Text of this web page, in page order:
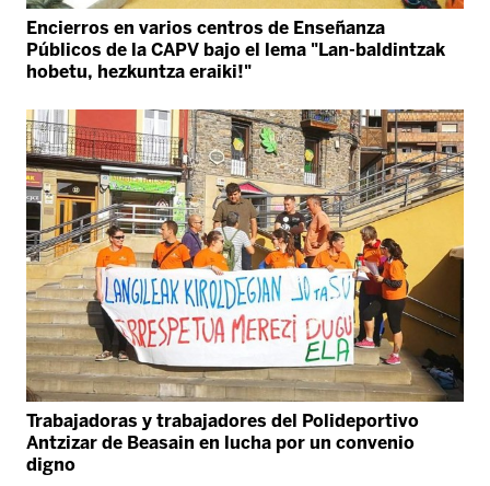
Encierros en varios centros de Enseñanza
Públicos de la CAPV bajo el lema "Lan-baldintzak
hobetu, hezkuntza eraiki!"
Trabajadoras y trabajadores del Polideportivo
Antzizar de Beasain en lucha por un convenio
digno